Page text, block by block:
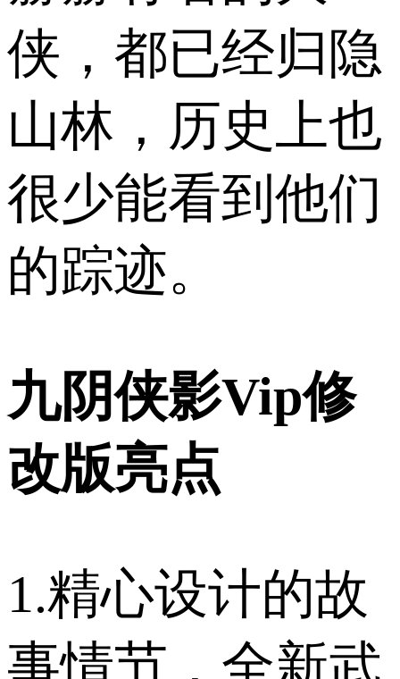
侠，都已经归隐
山林，历史上也
很少能看到他们
的踪迹。
九阴侠影Vip修
改版亮点
1.精心设计的故
事情节，全新武